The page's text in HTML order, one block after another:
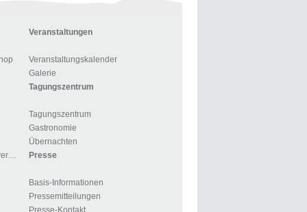
Veranstaltungen
Veranstaltungskalender
Galerie
Tagungszentrum
Tagungszentrum
Gastronomie
Übernachten
Presse
Basis-Informationen
Pressemitteilungen
Presse-Kontakt